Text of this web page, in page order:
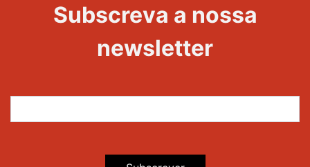
Subscreva a nossa
newsletter